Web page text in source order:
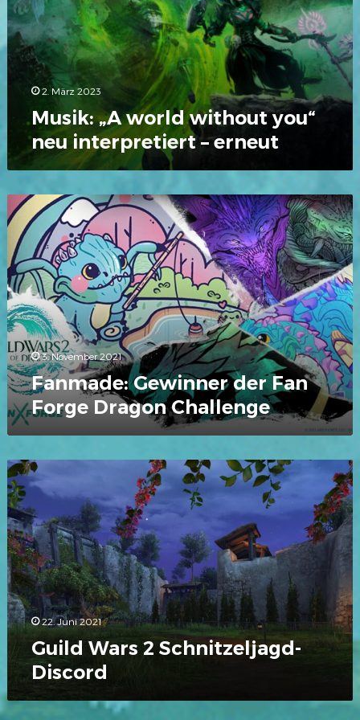
2. März 2023
Musik: „A world without you“
neu interpretiert – erneut
Fanmade:
Gewinner
der
Fan
Forge
Dragon
Challenge
3. November 2021
Fanmade: Gewinner der Fan
Forge Dragon Challenge
Guild
Wars
2
Schnitzeljagd-
Discord
22. Juni 2021
Guild Wars 2 Schnitzeljagd-
Discord